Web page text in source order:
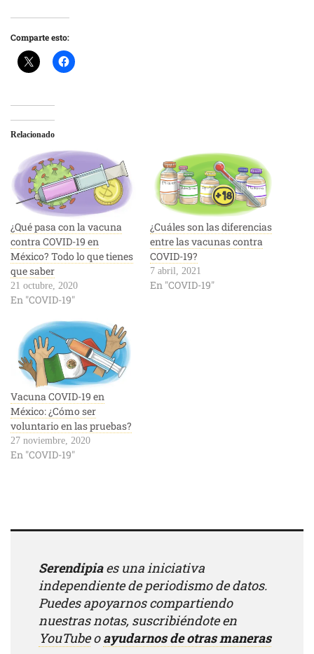
Comparte esto:
Relacionado
¿Qué pasa con la vacuna
contra COVID-19 en
México? Todo lo que tienes
que saber
21 octubre, 2020
En "COVID-19"
¿Cuáles son las diferencias
entre las vacunas contra
COVID-19?
7 abril, 2021
En "COVID-19"
Vacuna COVID-19 en
México: ¿Cómo ser
voluntario en las pruebas?
27 noviembre, 2020
En "COVID-19"
Serendipiaes una iniciativa
independiente de periodismo de datos.
Puedes apoyarnos compartiendo
nuestras notas, suscribiéndote en
YouTubeoayudarnos de otras maneras